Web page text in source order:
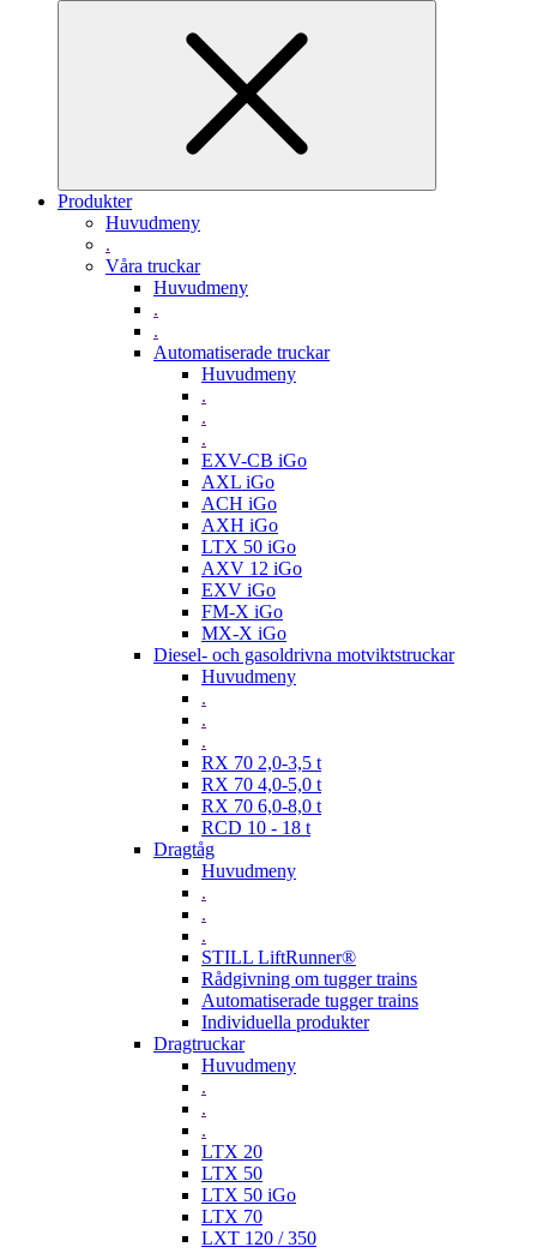
Produkter
Huvudmeny
.
Våra truckar
Huvudmeny
.
.
Automatiserade truckar
Huvudmeny
.
.
.
EXV-CB iGo
AXL iGo
ACH iGo
AXH iGo
LTX 50 iGo
AXV 12 iGo
EXV iGo
FM-X iGo
MX-X iGo
Diesel- och gasoldrivna motviktstruckar
Huvudmeny
.
.
.
RX 70 2,0-3,5 t
RX 70 4,0-5,0 t
RX 70 6,0-8,0 t
RCD 10 - 18 t
Dragtåg
Huvudmeny
.
.
.
STILL LiftRunner®
Rådgivning om tugger trains
Automatiserade tugger trains
Individuella produkter
Dragtruckar
Huvudmeny
.
.
.
LTX 20
LTX 50
LTX 50 iGo
LTX 70
LXT 120 / 350